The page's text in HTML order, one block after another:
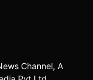
Channel, A